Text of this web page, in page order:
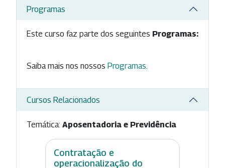
Programas
Este curso faz parte dos seguintes Programas:
Saiba mais nos nossos Programas.
Cursos Relacionados
Temática: Aposentadoria e Previdência
Contratação e
operacionalização do